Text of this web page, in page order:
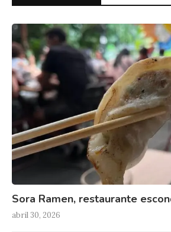
Sora Ramen, restaurante
abril 30, 2026